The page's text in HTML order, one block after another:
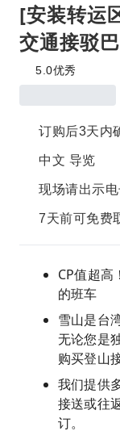
[安装转运
交通接驳
5.0优秀
订购后3天内
中文 导览
现场请出示
7天前可免费
CP值超高
的班车
雪山是台
无论您是
购买登山
我们提供
接送或往
订。